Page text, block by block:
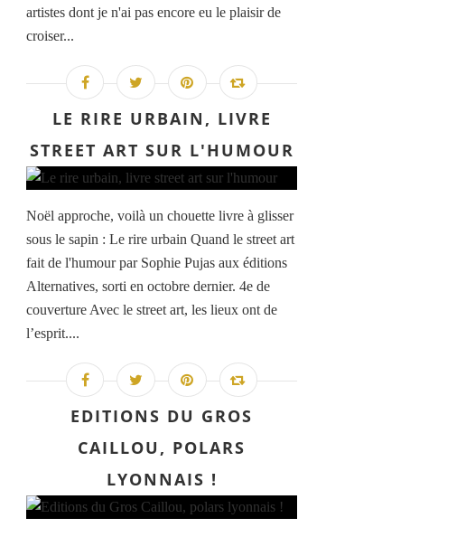
artistes dont je n'ai pas encore eu le plaisir de
croiser...
LE RIRE URBAIN, LIVRE
STREET ART SUR L'HUMOUR
Noël approche, voilà un chouette livre à glisser
sous le sapin : Le rire urbain Quand le street art
fait de l'humour par Sophie Pujas aux éditions
Alternatives, sorti en octobre dernier. 4e de
couverture Avec le street art, les lieux ont de
l’esprit....
EDITIONS DU GROS
CAILLOU, POLARS
LYONNAIS !